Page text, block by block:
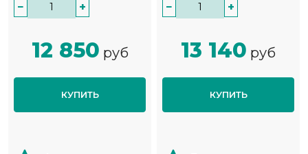
− +
12 850 руб
КУПИТЬ
− +
13 140 руб
КУПИТЬ